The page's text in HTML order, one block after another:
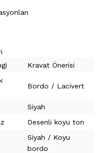
Kravat Önerisi
Bordo / Lacivert
Siyah
Desenli koyu ton
Siyah / Koyu
bordo